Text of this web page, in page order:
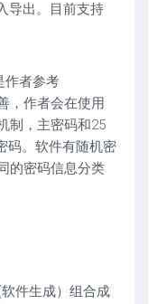
导出。目前支持
作者参考
，作者会在使用
制，主密码和25
码。软件有随机密
的密码信息分类
件生成）组合成